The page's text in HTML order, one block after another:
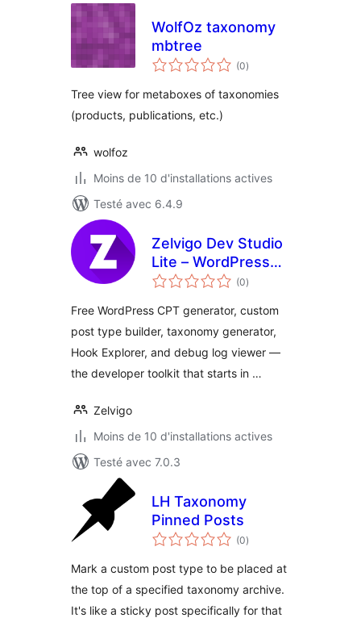
WolfOz taxonomy
mbtree
(0notes
en
)
Tree view for metaboxes of taxonomies
(products, publications, etc.)
wolfoz
Moins de 10 d'installations actives
Testé avec 6.4.9
Zelvigo Dev Studio
Lite – WordPress
CPT & Taxonomy
(0notes
en
)
Free WordPress CPT generator, custom
post type builder, taxonomy generator,
Hook Explorer, and debug log viewer —
the developer toolkit that starts in …
Zelvigo
Moins de 10 d'installations actives
Testé avec 7.0.3
LH Taxonomy
Pinned Posts
(0notes
en
)
Mark a custom post type to be placed at
the top of a specified taxonomy archive.
It's like a sticky post specifically for that